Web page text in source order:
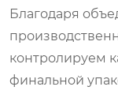
Благодаря
контролируем
финальной